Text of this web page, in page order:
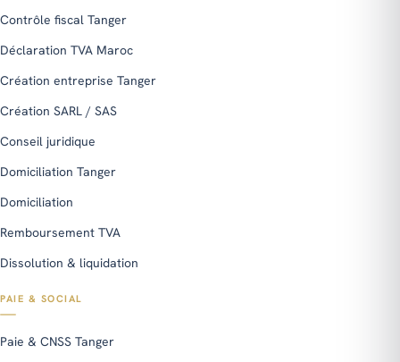
Contrôle fiscal Tanger
Déclaration TVA Maroc
Création entreprise Tanger
Création SARL / SAS
Conseil juridique
Domiciliation Tanger
Domiciliation
Remboursement TVA
Dissolution & liquidation
PAIE & SOCIAL
Paie & CNSS Tanger